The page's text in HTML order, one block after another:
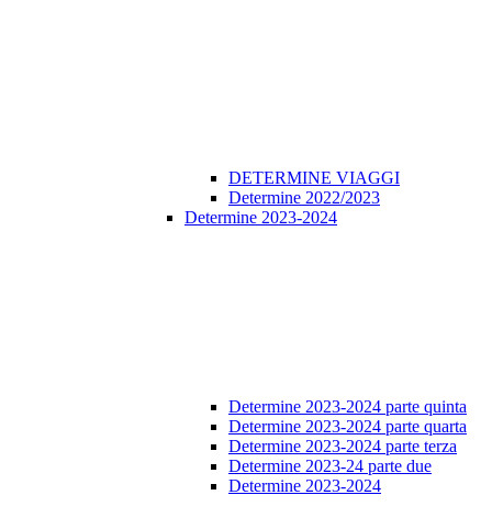
DETERMINE VIAGGI
Determine 2022/2023
Determine 2023-2024
Determine 2023-2024 parte quinta
Determine 2023-2024 parte quarta
Determine 2023-2024 parte terza
Determine 2023-24 parte due
Determine 2023-2024